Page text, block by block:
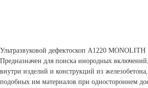
Ультразвуковой дефектоскоп А1220 MONOLITH
Предназначен для поиска инородных
внутри изделий и конструкций из
подобных им материалов при одностороннем